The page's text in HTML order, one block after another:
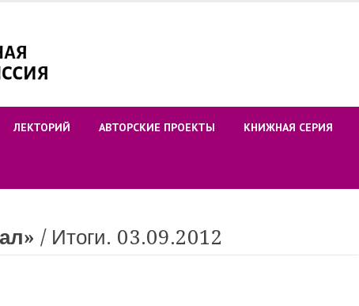
ЛЕКТОРИЙ АВТОРСКИЕ ПРОЕКТЫ КНИЖНАЯ СЕРИЯ
/ Итоги. 03.09.2012